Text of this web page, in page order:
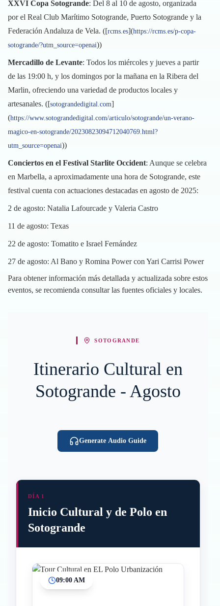
XXVI Copa Sotogrande: Del 8 al 10 de agosto, organizada
por el Real Club Marítimo Sotogrande, Puerto Sotogrande y la
Federación Andaluza de Vela. ([rcms.es](https://rcms.es/p-copa-
sotogrande/?utm_source=openai))
Mercadillo de Levante: Todos los miércoles y jueves a partir
de las 19:00 h, y los domingos por la mañana en la Ribera del
Marlin, ofreciendo una variedad de productos locales y
artesanales. ([sotograndedigital.com]
(https://www.sotograndedigital.com/articulo/sotogrande/un-verano-
magico-en-sotogrande/20230823094712040769.html?
utm_source=openai))
Conciertos en el Festival Starlite Occident: Aunque se celebra
en Marbella, a aproximadamente una hora de Sotogrande, este
festival cuenta con actuaciones destacadas en agosto de 2025:
2 de agosto: Natalia Lafourcade y Valeria Castro
11 de agosto: Texas
22 de agosto: Tomatito e Israel Fernández
27 de agosto: Al Bano y Romina Power con Yari Carrisi Power
Para obtener información más detallada y actualizada sobre estos
eventos, se recomienda consultar las fuentes oficiales y locales.
SOTOGRANDE
Itinerario Cultural en
Sotogrande - Agosto
Generate Audio Guide
DÍA 1
Inicio Cultural y de Polo en
Sotogrande
09:00 AM